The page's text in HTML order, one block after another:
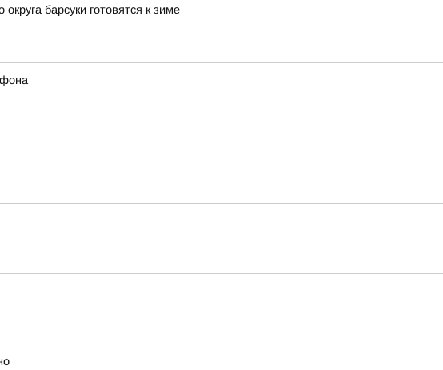
барсуки готовятся к зиме